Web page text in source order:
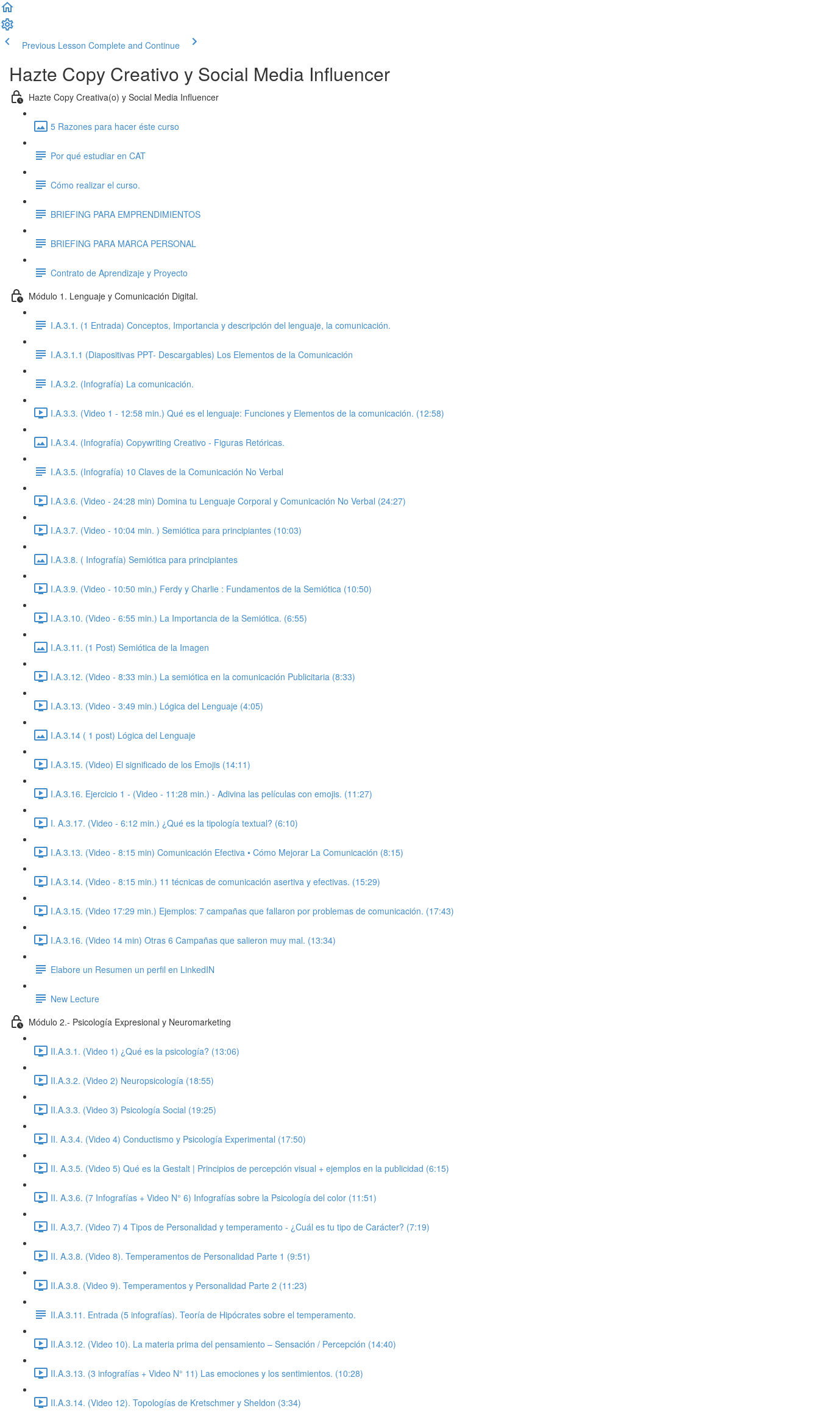
Previous Lesson Complete and Continue
Hazte Copy Creativo y Social Media Influencer
Hazte Copy Creativa(o) y Social Media Influencer
5 Razones para hacer éste curso
Por qué estudiar en CAT
Cómo realizar el curso.
BRIEFING PARA EMPRENDIMIENTOS
BRIEFING PARA MARCA PERSONAL
Contrato de Aprendizaje y Proyecto
Módulo 1. Lenguaje y Comunicación Digital.
I.A.3.1. (1 Entrada) Conceptos, Importancia y descripción del lenguaje, la comunicación.
I.A.3.1.1 (Diapositivas PPT- Descargables) Los Elementos de la Comunicación
I.A.3.2. (Infografía) La comunicación.
I.A.3.3. (Video 1 - 12:58 min.) Qué es el lenguaje: Funciones y Elementos de la comunicación. (12:58)
I.A.3.4. (Infografía) Copywriting Creativo - Figuras Retóricas.
I.A.3.5. (Infografía) 10 Claves de la Comunicación No Verbal
I.A.3.6. (Video - 24:28 min) Domina tu Lenguaje Corporal y Comunicación No Verbal (24:27)
I.A.3.7. (Video - 10:04 min. ) Semiótica para principiantes (10:03)
I.A.3.8. ( Infografía) Semiótica para principiantes
I.A.3.9. (Video - 10:50 min,) Ferdy y Charlie : Fundamentos de la Semiótica (10:50)
I.A.3.10. (Video - 6:55 min.) La Importancia de la Semiótica. (6:55)
I.A.3.11. (1 Post) Semiótica de la Imagen
I.A.3.12. (Video - 8:33 min.) La semiótica en la comunicación Publicitaria (8:33)
I.A.3.13. (Video - 3:49 min.) Lógica del Lenguaje (4:05)
I.A.3.14 ( 1 post) Lógica del Lenguaje
I.A.3.15. (Video) El significado de los Emojis (14:11)
I.A.3.16. Ejercicio 1 - (Video - 11:28 min.) - Adivina las películas con emojis. (11:27)
I. A.3.17. (Video - 6:12 min.) ¿Qué es la tipología textual? (6:10)
I.A.3.13. (Video - 8:15 min) Comunicación Efectiva • Cómo Mejorar La Comunicación (8:15)
I.A.3.14. (Video - 8:15 min.) 11 técnicas de comunicación asertiva y efectivas. (15:29)
I.A.3.15. (Video 17:29 min.) Ejemplos: 7 campañas que fallaron por problemas de comunicación. (17:43)
I.A.3.16. (Video 14 min) Otras 6 Campañas que salieron muy mal. (13:34)
Elabore un Resumen un perfil en LinkedIN
New Lecture
Módulo 2.- Psicología Expresional y Neuromarketing
II.A.3.1. (Video 1) ¿Qué es la psicología? (13:06)
II.A.3.2. (Video 2) Neuropsicología (18:55)
II.A.3.3. (Video 3) Psicología Social (19:25)
II. A.3.4. (Video 4) Conductismo y Psicología Experimental (17:50)
II. A.3.5. (Video 5) Qué es la Gestalt | Principios de percepción visual + ejemplos en la publicidad (6:15)
II. A.3.6. (7 Infografías + Video N° 6) Infografías sobre la Psicología del color (11:51)
II. A.3,7. (Video 7) 4 Tipos de Personalidad y temperamento - ¿Cuál es tu tipo de Carácter? (7:19)
II. A.3.8. (Video 8). Temperamentos de Personalidad Parte 1 (9:51)
II.A.3.8. (Video 9). Temperamentos y Personalidad Parte 2 (11:23)
II.A.3.11. Entrada (5 infografías). Teoría de Hipócrates sobre el temperamento.
II.A.3.12. (Video 10). La materia prima del pensamiento – Sensación / Percepción (14:40)
II.A.3.13. (3 infografías + Video N° 11) Las emociones y los sentimientos. (10:28)
II.A.3.14. (Video 12). Topologías de Kretschmer y Sheldon (3:34)